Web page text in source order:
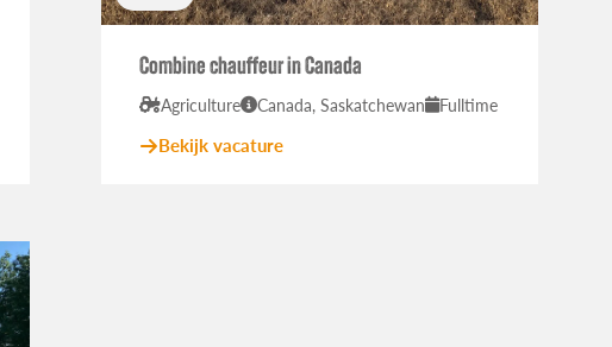
Combine chauffeur in Canada
Agriculture Canada, Saskatchewan Fulltime
Bekijk vacature